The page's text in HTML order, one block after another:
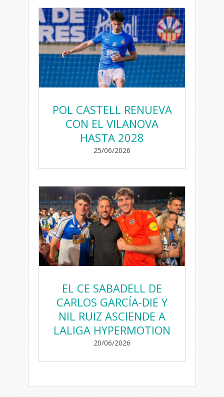
POL CASTELL RENUEVA
CON EL VILANOVA
HASTA 2028
25/06/2026
EL CE SABADELL DE
CARLOS GARCÍA-DIE Y
NIL RUIZ ASCIENDE A
LALIGA HYPERMOTION
20/06/2026